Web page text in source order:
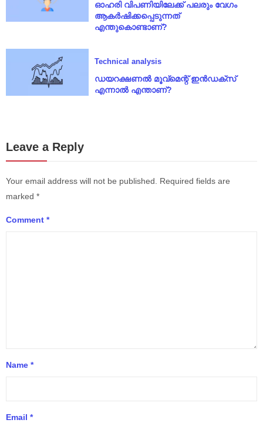
ഓഹരി വിപണിയിലേക്ക് പലരും വേഗം
ആകർഷിക്കപ്പെടുന്നത്
എന്തുകൊണ്ടാണ്?
Technical analysis
ഡയറക്ഷണൽ മൂവ്‌മെന്റ് ഇൻഡക്സ്
എന്നാൽ എന്താണ്?
Leave a Reply
Your email address will not be published.
Required fields are
marked *
Comment *
Name *
Email *